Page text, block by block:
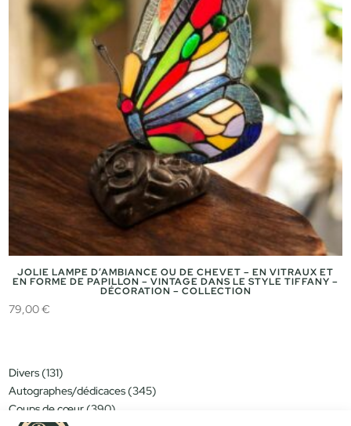
JOLIE LAMPE D’AMBIANCE OU DE CHEVET – EN VITRAUX ET
EN FORME DE PAPILLON – VINTAGE DANS LE STYLE TIFFANY –
DÉCORATION – COLLECTION
79,00€
Divers 131131
produits
Autographes/dédicaces 345345
Coups de cœur 390390